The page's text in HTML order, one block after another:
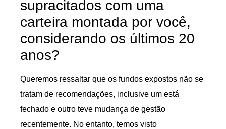
supracitados com uma
carteira montada por você,
considerando os últimos 20
anos?
Queremos ressaltar que os fundos expostos não se
tratam de recomendações, inclusive um está
fechado e outro teve mudança de gestão
recentemente. No entanto, temos visto